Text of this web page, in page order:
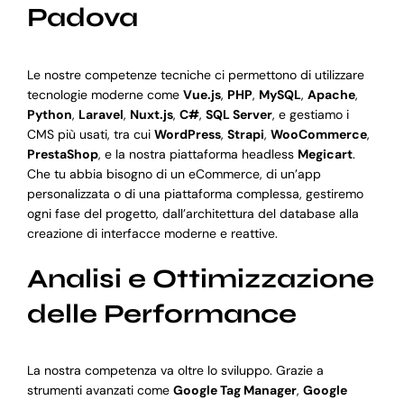
Padova
Le nostre competenze tecniche ci permettono di utilizzare
tecnologie moderne come Vue.js, PHP, MySQL, Apache,
Python, Laravel, Nuxt.js, C#, SQL Server, e gestiamo i
CMS più usati, tra cui WordPress, Strapi, WooCommerce,
PrestaShop, e la nostra piattaforma headless Megicart.
Che tu abbia bisogno di un eCommerce, di un’app
personalizzata o di una piattaforma complessa, gestiremo
ogni fase del progetto, dall’architettura del database alla
creazione di interfacce moderne e reattive.
Analisi e Ottimizzazione
delle Performance
La nostra competenza va oltre lo sviluppo. Grazie a
strumenti avanzati come Google Tag Manager, Google